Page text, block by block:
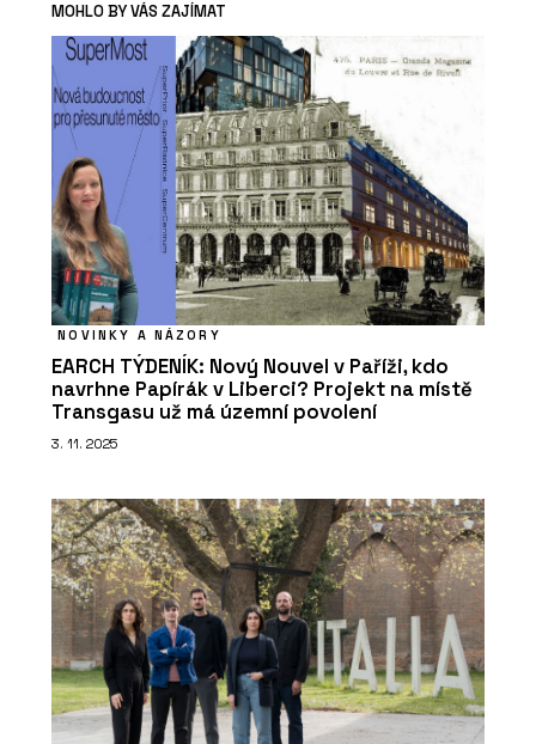
MOHLO BY VÁS ZAJÍMAT
NOVINKY A NÁZORY
EARCH TÝDENÍK: Nový Nouvel v Paříži, kdo
navrhne Papírák v Liberci? Projekt na místě
Transgasu už má územní povolení
3. 11. 2025